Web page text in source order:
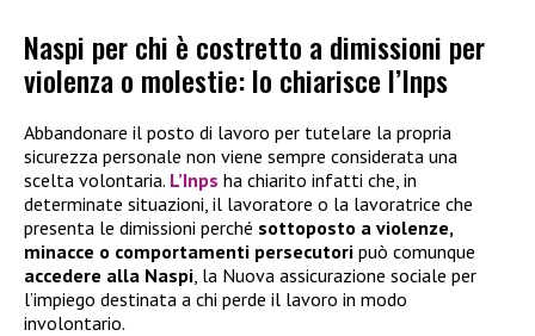
Naspi per chi è costretto a dimissioni per
violenza o molestie: lo chiarisce l’Inps
Abbandonare il posto di lavoro per tutelare la propria
sicurezza personale non viene sempre considerata una
scelta volontaria. L’Inps ha chiarito infatti che, in
determinate situazioni, il lavoratore o la lavoratrice che
presenta le dimissioni perché sottoposto a violenze,
minacce o comportamenti persecutori può comunque
accedere alla Naspi , la Nuova assicurazione sociale per
l’impiego destinata a chi perde il lavoro in modo
involontario.